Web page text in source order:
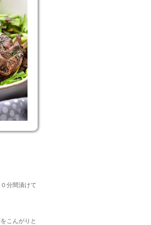
分間漬けて
こんがりと